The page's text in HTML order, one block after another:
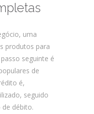
uma
produtos para
seguinte é
de
é,
seguido
débito.